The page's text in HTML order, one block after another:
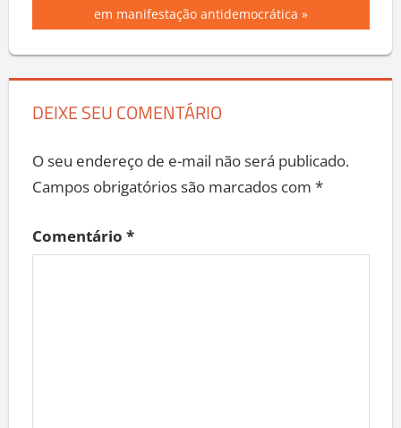
Post
em manifestação antidemocrática
DEIXE SEU COMENTÁRIO
O seu endereço de e-mail não será publicado.
Campos obrigatórios são marcados com *
Comentário *